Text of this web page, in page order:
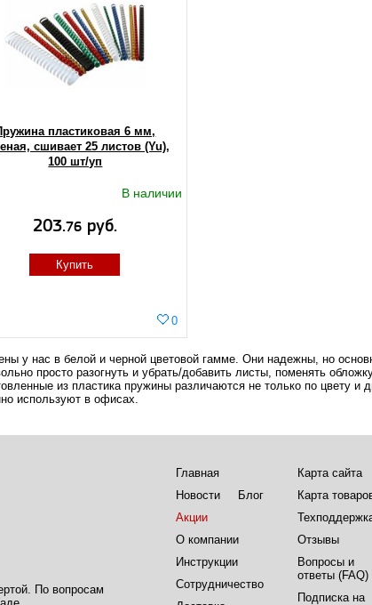
пластиковая 6 мм,
сшивает 25 листов (Yu),
100 шт/уп
В наличии
0
203.76 руб.
Купить
у нас в белой и черной цветовой гамме. Они надежны, но
просто разогнуть и убрать/добавить листы, поменять
из пластика пружины различаются не только по цвету и
используют в офисах.
По вопросам
Главная
Новости
Блог
Акции
О компании
Инструкции
Сотрудничество
Карта сайта
Карта
Отзывы
Вопросы и
ответы (FAQ)
Подписка на